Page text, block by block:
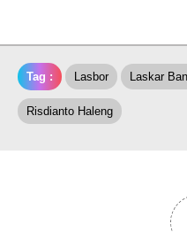
Tag : Lasbor Laskar
Risdianto Haleng